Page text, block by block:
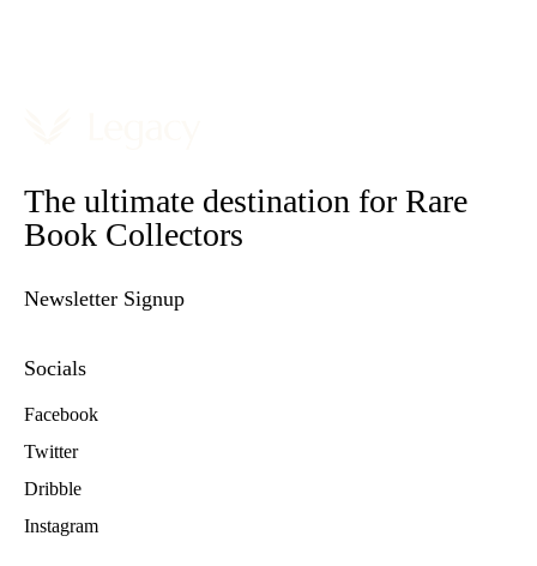
The ultimate destination for Rare
Book Collectors
Newsletter Signup
Socials
Facebook
Twitter
Dribble
Instagram